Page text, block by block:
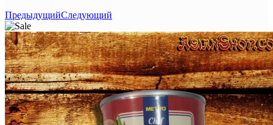
ПредыдущийСледующий